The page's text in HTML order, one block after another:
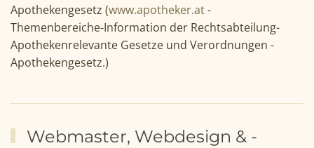
Apothekengesetz (www.apotheker.at-
Themenbereiche-Information der Rechtsabteilung-
Apothekenrelevante Gesetze und Verordnungen -
Apothekengesetz.)
Webmaster, Webdesign & -